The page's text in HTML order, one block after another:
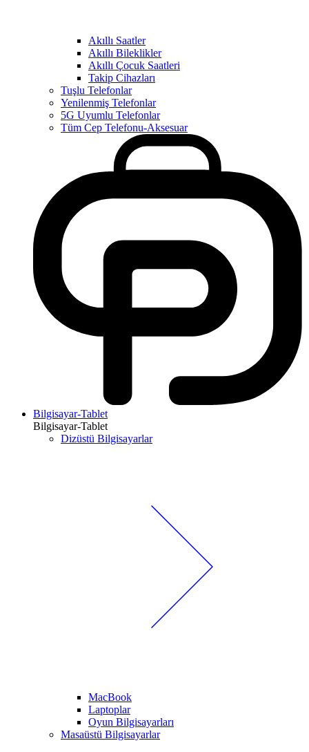
Akıllı Saatler
Akıllı Bileklikler
Akıllı Çocuk Saatleri
Takip Cihazları
Tuşlu Telefonlar
Yenilenmiş Telefonlar
5G Uyumlu Telefonlar
Tüm Cep Telefonu-Aksesuar
Bilgisayar-Tablet
Bilgisayar-Tablet
Dizüstü Bilgisayarlar
MacBook
Laptoplar
Oyun Bilgisayarları
Masaüstü Bilgisayarlar